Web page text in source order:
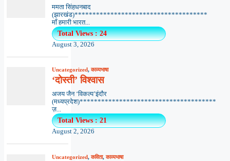
ममता सिंहधनबाद
(झारखंड)*************************************
माँ हमारी भारत...
Total Views : 24
August 3, 2026
Uncategorized,काव्यभाषा
‘दोस्ती’ विश्वास
अजय जैन ‘विकल्प’इंदौर
(मध्यप्रदेश)**************************************
ज़...
Total Views : 21
August 2, 2026
Uncategorized,कविता,काव्यभाषा